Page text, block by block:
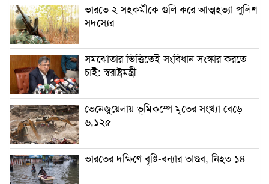
ভারতে ২ সহকর্মীকে গুলি করে আত্মহত্যা পুলিশ
সদস্যের
সমঝোতার ভিত্তিতেই সংবিধান সংস্কার করতে
চাই: স্বরাষ্ট্রমন্ত্রী
ভেনেজুয়েলায় ভূমিকম্পে মৃতের সংখ্যা বেড়ে
৬,১২৫
ভারতের দক্ষিণে বৃষ্টি-বন্যার তাণ্ডব, নিহত ১৪